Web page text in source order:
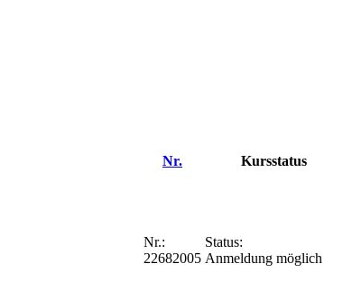
Nr. Kursstatus
Nr.:
22682005
Status:
Anmeldung möglich